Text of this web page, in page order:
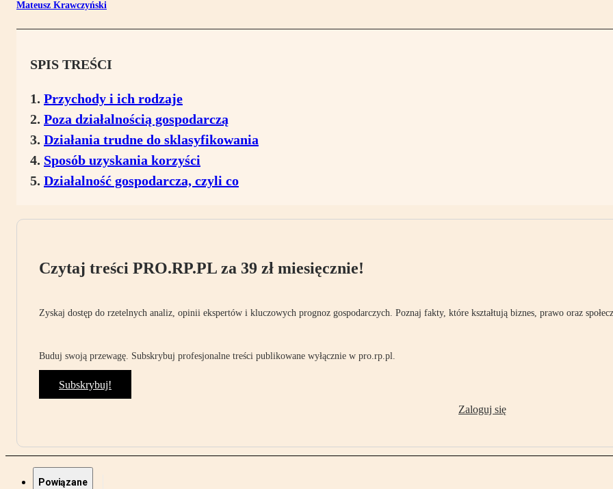
Mateusz Krawczyński
SPIS TREŚCI
Przychody i ich rodzaje
Poza działalnością gospodarczą
Działania trudne do sklasyfikowania
Sposób uzyskania korzyści
Działalność gospodarcza, czyli co
Czytaj treści PRO.RP.PL za 39 zł miesięcznie!
Zyskaj dostęp do rzetelnych analiz, opinii ekspertów i kluczowych prognoz gospodarczych. Poznaj fakty, które kształtują biznes, prawo oraz
Buduj swoją przewagę. Subskrybuj profesjonalne treści publikowane wyłącznie w pro.rp.pl.
Subskrybuj!
Zaloguj się
Powiązane